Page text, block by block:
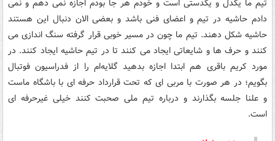
تیم ما یکدل و یکدستی است و خودم هر جا بودم اجازه نمی دهم و نمی
دادم حاشیه در تیم و اعضای فنی باشد و بعضی الان دنبال این هستند
حاشیه شکل دهند. تیم ما چون در مسیر خوبی قرار گرفته سنگ اندازی می
کنند و حرف ها و شایعاتی ایجاد می کنند تا در تیم حاشیه ایجاد کنند. در
مورد کریم باقری هم ابتدا اجازه بدهید گلایه‌ام را از فدراسیون فوتبال
بگویم؛ در هر صورت با مربی ای که تحت قرارداد حرفه ای با باشگاه ماست
و علنا جلسه بگذارند و درباره تیم ملی صحبت کنند خیلی غیرحرفه ای
است.